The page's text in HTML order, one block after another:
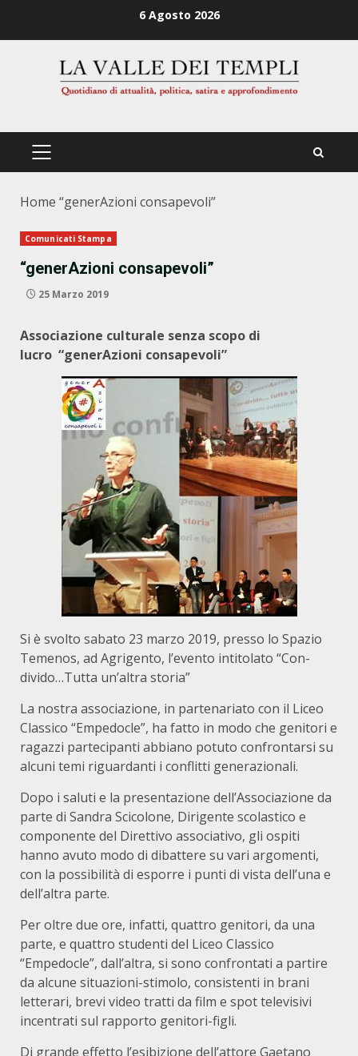
6 Agosto 2026
PRIMÄRES
Home “generAzioni consapevoli”
Comunicati Stampa
“generAzioni consapevoli”
25 Marzo 2019
Associazione culturale senza scopo di
lucro “generAzioni consapevoli”
Si è svolto sabato 23 marzo 2019, presso lo Spazio
Temenos, ad Agrigento, l’evento intitolato “Con-
divido…Tutta un’altra storia”
La nostra associazione, in partenariato con il Liceo
Classico “Empedocle”, ha fatto in modo che genitori e
ragazzi partecipanti abbiano potuto confrontarsi su
alcuni temi riguardanti i conflitti generazionali.
Dopo i saluti e la presentazione dell’Associazione da
parte di Sandra Scicolone, Dirigente scolastico e
componente del Direttivo associativo, gli ospiti
hanno avuto modo di dibattere su vari argomenti,
con la possibilità di esporre i punti di vista dell’una e
dell’altra parte.
Per oltre due ore, infatti, quattro genitori, da una
parte, e quattro studenti del Liceo Classico
“Empedocle”, dall’altra, si sono confrontati a partire
da alcune situazioni-stimolo, consistenti in brani
letterari, brevi video tratti da film e spot televisivi
incentrati sul rapporto genitori-figli.
Di grande effetto l’esibizione dell’attore Gaetano